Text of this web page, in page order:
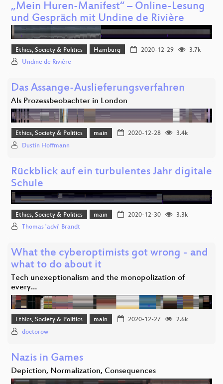
„Mein Huren-Manifest“ – Online-Lesung
und Gespräch mit Undine de Rivière
Ethics, Society & Politics Hamburg 2020-12-29
3.7k
Undine de Rivière
Das Assange-Auslieferungsverfahren
Als Prozessbeobachter in London
Ethics, Society & Politics main 2020-12-28
3.4k
Dustin Hoffmann
Rückblick auf ein turbulentes Jahr digitale
Schule
Ethics, Society & Politics main 2020-12-30
3.3k
Thomas 'advi' Brandt
What the cyberoptimists got wrong - and
what to do about it
Tech unexeptionalism and the monopolization of
every…
Ethics, Society & Politics main 2020-12-27
2.6k
doctorow
Nazis in Games
Depiction, Normalization, Consequences